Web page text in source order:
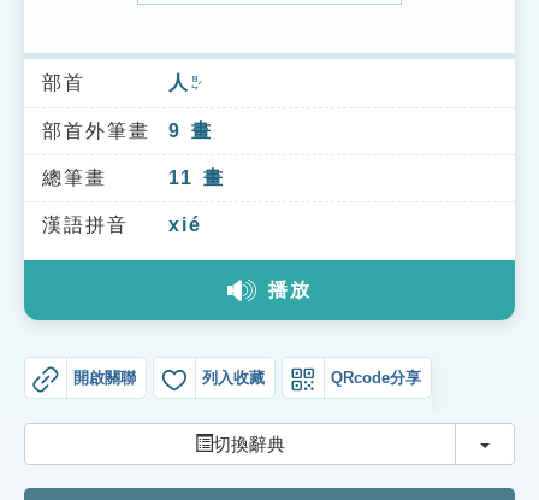
索引選單
知識索引
單字索引
生命大百科索引
教學應用
貓頭鷹博士
部首 人 ㄖㄣˊ
部首外筆畫 9 畫
總筆畫 11 畫
漢語拼音 xié
播放
開啟關聯 列入收藏 QRcode分享
切換辭典 切換